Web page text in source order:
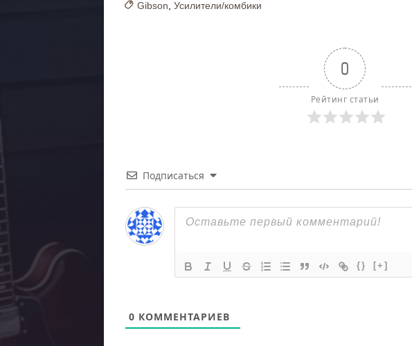
Gibson, Усилители/комбики
0
Рейтинг статьи
Подписаться
{} [+]
0 КОММЕНТАРИЕВ